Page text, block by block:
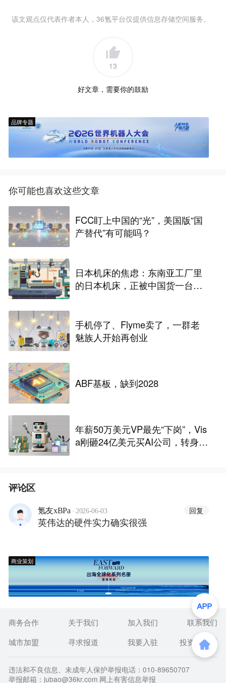
该文观点仅代表作者本人，36氪平台仅提供信息存储空间服务。
13
好文章，需要你的鼓励
品牌专题
你可能也喜欢这些文章
FCC盯上中国的“光”，美国版“国
产替代”有可能吗？
日本机床的焦虑：东南亚工厂里
的日本机床，正被中国货一台台
手机停了、Flyme卖了，一群老
魅族人开始再创业
ABF基板，缺到2028
年薪50万美元VP最先“下岗”，Vis
a刚砸24亿美元买AI公司，转身裁
评论区
氪友xBPa · 2026-06-03 回复
英伟达的硬件实力确实很强
商业策划
商务合作 关于我们 加入我们
联系我们
城市加盟
寻求报道 我要入驻 投资者关系
违法和不良信息、未成年人保护举报电话：010-89650707
举报邮箱：jubao@36kr.com 网上有害信息举报